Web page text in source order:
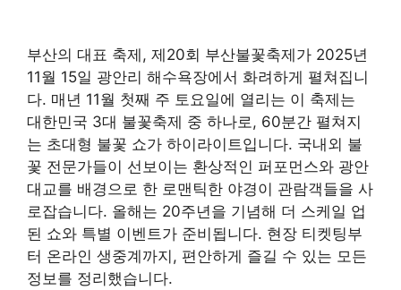
부산의 대표 축제, 제20회 부산불꽃축제가 2025년
11월 15일 광안리 해수욕장에서 화려하게 펼쳐집니
다. 매년 11월 첫째 주 토요일에 열리는 이 축제는
대한민국 3대 불꽃축제 중 하나로, 60분간 펼쳐지
는 초대형 불꽃 쇼가 하이라이트입니다. 국내외 불
꽃 전문가들이 선보이는 환상적인 퍼포먼스와 광안
대교를 배경으로 한 로맨틱한 야경이 관람객들을 사
로잡습니다. 올해는 20주년을 기념해 더 스케일 업
된 쇼와 특별 이벤트가 준비됩니다. 현장 티켓팅부
터 온라인 생중계까지, 편안하게 즐길 수 있는 모든
정보를 정리했습니다.